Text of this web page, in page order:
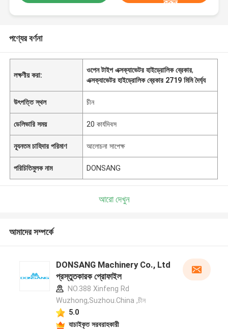
করুন
পণ্যের বর্ণনা
লক্ষণীয় করা:
ওপেন টাইপ এক্সক্যাভেটর হাইড্রোলিক ব্রেকার,
এক্সক্যাভেটর হাইড্রোলিক ব্রেকার 2719 মিমি দৈর্ঘ্য
উৎপত্তি স্থল চীন
ডেলিভারি সময় 20 কার্যদিবস
ন্যূনতম চাহিদার পরিমাণ আলোচনা সাপেক্ষ
পরিচিতিমুলক নাম DONSANG
আরো দেখুন
আমাদের সম্পর্কে
DONSANG Machinery Co., Ltd
প্রস্তুতকারক প্রোফাইল
NO.388 Xinfeng Rd
Wuzhong,Suzhou.China ,চীন
5.0
যাচাইকৃত সরবরাহকারী